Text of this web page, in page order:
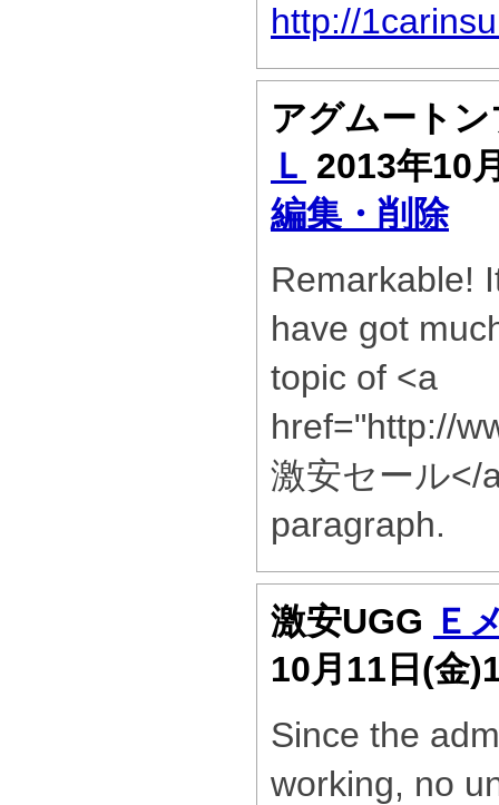
http://
アグムート
Ｌ 2013年10
編集・削除
Remarkable!
have got
topic of <a
href="http://
激安セール</
paragraph.
激安UGG Ｅ
10月11日(金
Since the
working, no